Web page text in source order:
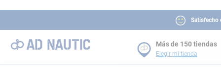
Satisfecho
Más de 150 tiendas
Elegir mi tienda